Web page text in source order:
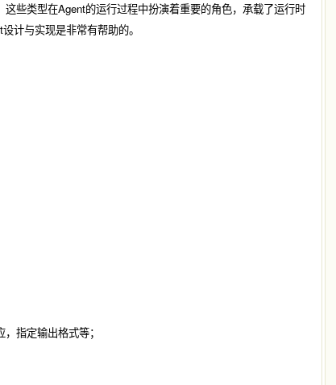
这些类型在Agent的运行过程中扮演着重要的角色，承载了运行时
计与实现是非常有帮助的。
指定输出格式等；